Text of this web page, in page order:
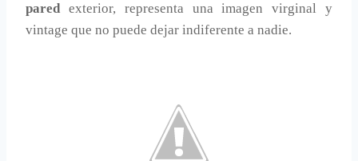
pared exterior, representa una imagen virginal y
vintage que no puede dejar indiferente a nadie.